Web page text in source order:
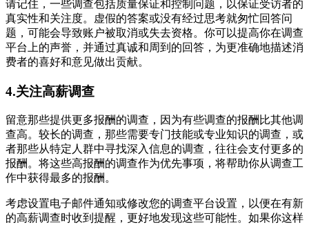
请记住，一些调查包括质量保证和控制问题，以保证受访者的
真实性和关注度。虚假的答案或没有经过思考就匆忙回答问
题，可能会导致账户被取消或失去资格。你可以提高你在调查
平台上的声誉，并通过真诚和周到的回答，为更准确地描述消
费者的喜好和意见做出贡献。
4.关注高薪调查
留意那些提供更多报酬的调查，因为有些调查的报酬比其他调
查高。较长的调查，那些需要专门技能或专业知识的调查，或
者那些从特定人群中寻找深入信息的调查，往往会支付更多的
报酬。将这些高报酬的调查作为优先事项，将帮助你从调查工
作中获得最多的报酬。
考虑设置电子邮件通知或修改您的调查平台设置，以便在有新
的高薪调查时收到提醒，更好地发现这些可能性。如果你这样